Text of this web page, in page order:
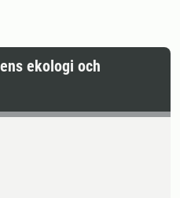
ekologi och